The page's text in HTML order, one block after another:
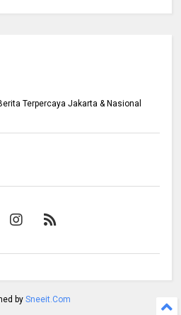
Terpercaya Jakarta & Nasional
by Sneeit.Com